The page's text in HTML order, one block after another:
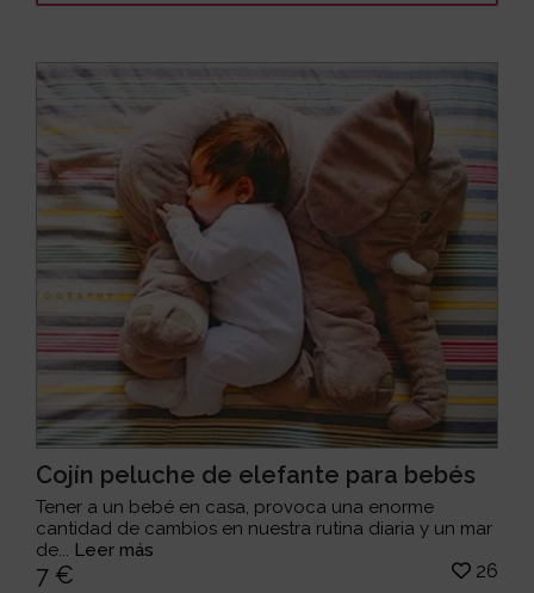
Cojín peluche de elefante para bebés
Tener a un bebé en casa, provoca una enorme
cantidad de cambios en nuestra rutina diaria y un mar
de... Leer más
7 € 26